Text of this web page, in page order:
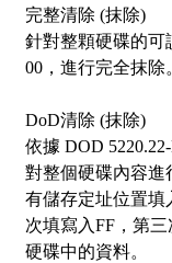
完整清除 (抹除)
針對整顆硬碟的可
00，進行完全抹除。
DoD清除 (抹除)
依據 DOD
對整個硬碟內容進
有儲存定址位置填
次填寫入FF，第
硬碟中的資料。